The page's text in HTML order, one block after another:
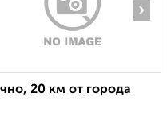
›
20 км от города